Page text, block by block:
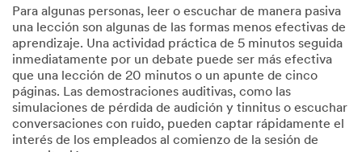
Para algunas personas, leer o escuchar de manera pasiva
una lección son algunas de las formas menos efectivas de
aprendizaje. Una actividad práctica de 5 minutos seguida
inmediatamente por un debate puede ser más efectiva
que una lección de 20 minutos o un apunte de cinco
páginas. Las demostraciones auditivas, como las
simulaciones de pérdida de audición y tinnitus o escuchar
conversaciones con ruido, pueden captar rápidamente el
interés de los empleados al comienzo de la sesión de